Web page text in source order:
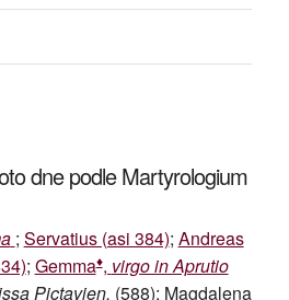
dne podle Martyrologium
; Servatius (asi 384); Andreas
; Gemma♦, virgo in Aprutio
Pictavien. (588); Magdalena